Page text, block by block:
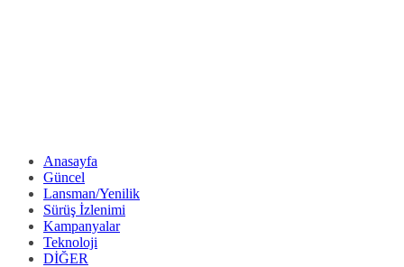
Anasayfa
Güncel
Lansman/Yenilik
Sürüş İzlenimi
Kampanyalar
Teknoloji
DİĞER